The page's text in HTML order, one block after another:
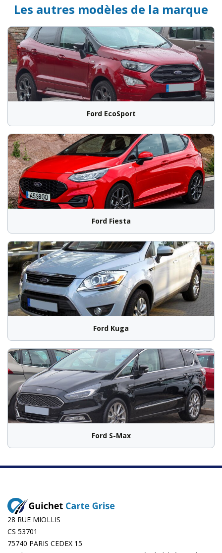
Les autres modèles de la marque
Ford EcoSport
Ford Fiesta
Ford Kuga
Ford S-Max
28 RUE MIOLLIS
CS 53701
75740 PARIS CEDEX 15